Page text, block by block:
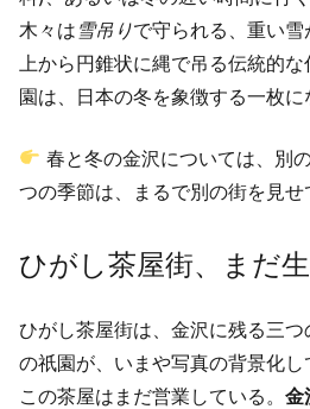
木々は 雪吊りで守られる、重い雪
上から円錐状に縄で吊る伝統的
園は、日本の冬を象徴する一枚に
春と冬の金沢については、別
つの季節は、まるで別の街を見せ
ひがし茶屋街、まだ
ひがし茶屋街は、金沢に残る三
の祇園が、いまや写真の背景化
この茶屋はまだ営業している。 金